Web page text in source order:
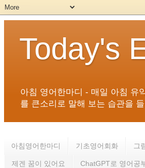
Today's
아침 영어한마디 - 매일 아침 유
를 큰소리로 말해 보는 습관을
아침영어한마디 기초영어회화 그
제겐 꿈이 있어요 ChatGPT로 영어공